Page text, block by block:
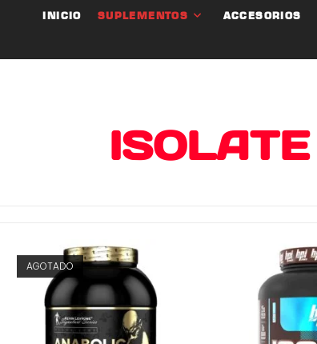
INICIO SUPLEMENTOS ACCESORIOS
ISOLATE
AGOTADO